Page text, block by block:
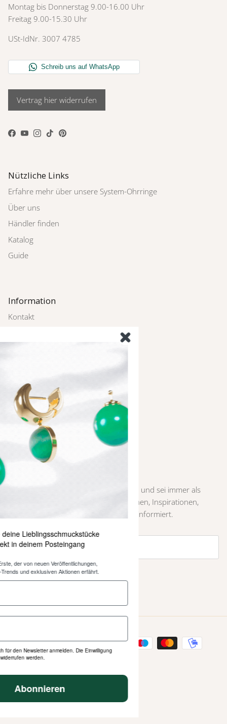
Montag bis Donnerstag 9.00-16.00 Uhr
Freitag 9.00-15.30 Uhr
USt-IdNr. 3007 4785
Vertrag hier widerrufen
Facebook
YouTube
Instagram
TikTokPinterest
Nützliche Links
Erfahre mehr über unsere System-Ohrringe
Über uns
Händler finden
Katalog
Guide
Information
Kontakt
Impressum
Datenschutz
Melde dich bei unserem Newsletter an und sei immer als
Erste über neue Farben und Kollektionen, Inspirationen,
Styling-Tipps und weitere Neuigkeiten informiert.
ABONNIEREN
© 2026Heinzendorff
Erhalte deine Lieblingsschmuckstücke
direkt in deinem Posteingang
Sei der Erste, der von neuen Veröffentlichungen,
Schmuck-Trends und exklusiven Aktionen erfährt.
Ich möchte mich für den Newsletter anmelden. Die Einwilligung
kann jederzeit widerrufen werden.